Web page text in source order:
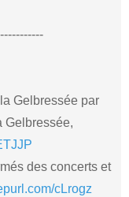
Gelbressée par
Gelbressée,
des concerts et
cLrogz